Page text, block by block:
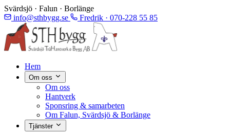
Svärdsjö · Falun · Borlänge
info@sthbygg.se
Fredrik · 070-228 55 85
Hem
Om oss
Om oss
Hantverk
Sponsring & samarbeten
Om Falun, Svärdsjö & Borlänge
Tjänster